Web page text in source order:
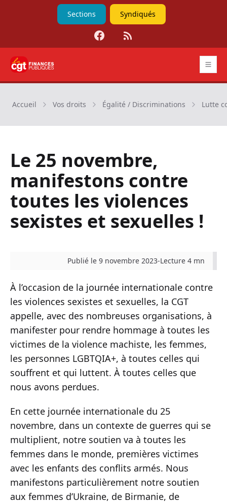
Sections Syndiqués
Facebook
RSS
CGT Finances publiques
Accueil Vos droits Égalité / Discriminations Lutte
Le 25 novembre,
manifestons contre
toutes les violences
sexistes et sexuelles !
Publié le 9 novembre 2023-Lecture 4 mn
À l’occasion de la journée internationale contre
les violences sexistes et sexuelles, la CGT
appelle, avec des nombreuses organisations, à
manifester pour rendre hommage à toutes les
victimes de la violence machiste, les femmes,
les personnes LGBTQIA+, à toutes celles qui
souffrent et qui luttent. À toutes celles que
nous avons perdues.
En cette journée internationale du 25
novembre, dans un contexte de guerres qui se
multiplient, notre soutien va à toutes les
femmes dans le monde, premières victimes
avec les enfants des conflits armés. Nous
manifestons particulièrement notre soutien
aux femmes d’Ukraine, de Birmanie, de